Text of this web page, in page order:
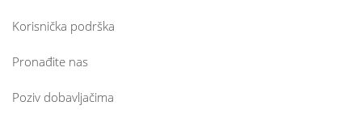
Korisnička podrška
Pronađite nas
Poziv dobavljačima